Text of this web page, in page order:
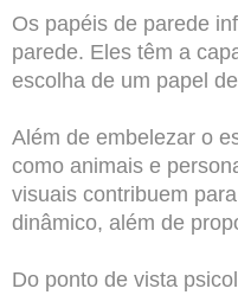
Os papéis de parede
parede. Eles têm a
escolha de um papel
Além de embelezar o
como animais e
visuais contribuem
dinâmico, além de
Do ponto de vista